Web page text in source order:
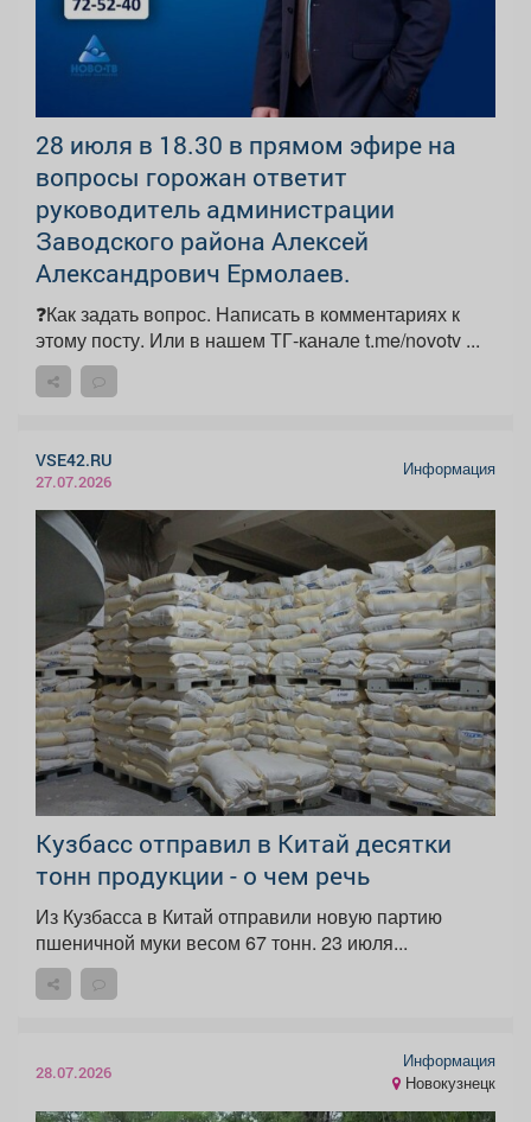
28 июля в 18.30 в прямом эфире на
вопросы горожан ответит
руководитель администрации
Заводского района Алексей
Александрович Ермолаев.
❓Как задать вопрос. Написать в комментариях к
этому посту. Или в нашем ТГ-канале t.me/novotv ...
VSE42.RU
27.07.2026
Информация
Кузбасс отправил в Китай десятки
тонн продукции - о чем речь
Из Кузбасса в Китай отправили новую партию
пшеничной муки весом 67 тонн. 23 июля...
28.07.2026
Информация
Новокузнецк